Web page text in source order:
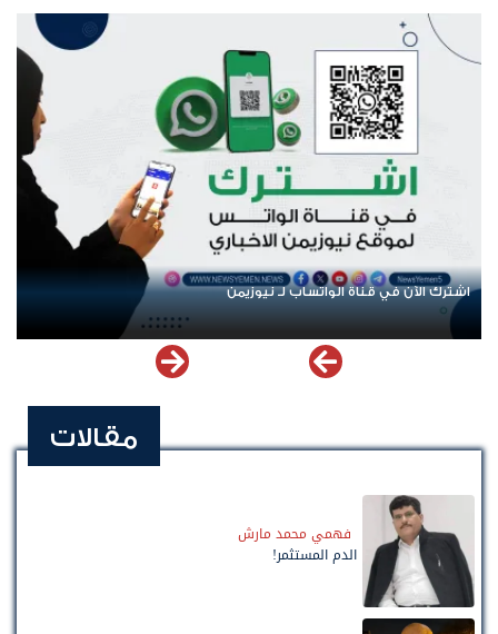
اشترك الآن في قناة الواتساب لـ نيوزيمن
مقالات
فهمي محمد مارش
الدم المستثمر!